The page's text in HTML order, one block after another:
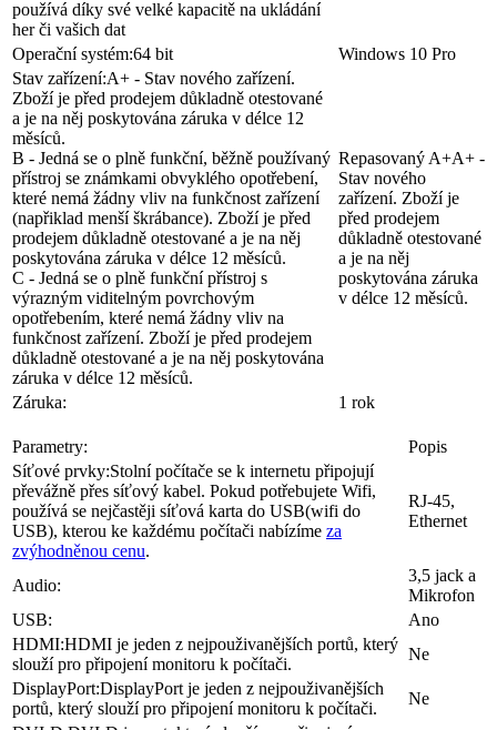
Operační systém: 64 bit
Stav zařízení:A+ - Stav nového zařízení.
Zboží je před prodejem důkladně otestované
a je na něj poskytována záruka v délce 12
měsíců.
B - Jedná se o plně funkční, běžně používaný
přístroj se známkami obvyklého opotřebení,
které nemá žádny vliv na funkčnost zařízení
(napřiklad menší škrábance). Zboží je před
prodejem důkladně otestované a je na něj
poskytována záruka v délce 12 měsíců.
C - Jedná se o plně funkční přístroj s
výrazným viditelným povrchovým
opotřebením, které nemá žádny vliv na
funkčnost zařízení. Zboží je před prodejem
důkladně otestované a je na něj poskytována
záruka v délce 12 měsíců.
zařízení. Zboží je
před prodejem
důkladně otestované
a je na něj
poskytována záruka
v délce 12 měsíců.
Záruka:
Parametry:
převážně přes síťový kabel. Pokud potřebujete Wifi,
používá se nejčastěji síťová karta do USB(wifi do
USB), kterou ke každému počítači nabízímeza
zvýhodněnou cenu.
RJ-45,
Audio:
USB:
Ano
slouží pro připojení monitoru k počítači.
Ne
DisplayPort:DisplayPort je jeden z nejpouživanějších
portů, který slouží pro připojení monitoru k počítači.
Ne
DVI-D:DVI-D je port, který slouží pro připojení
monitoru k počítači.
Ano